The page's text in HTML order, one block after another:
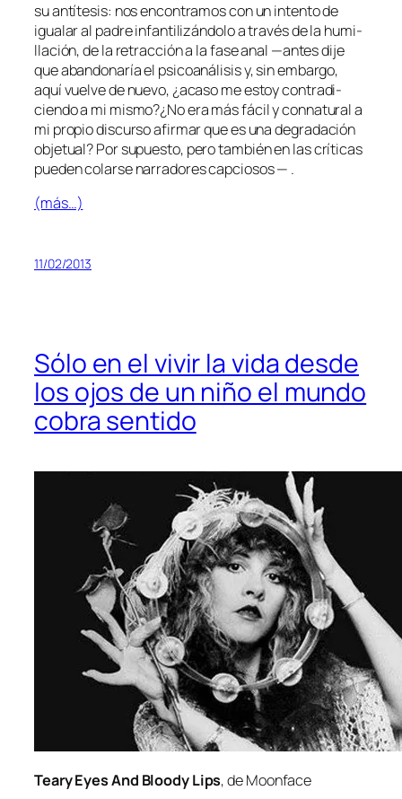
su an­tí­te­sis: nos en­con­tra­mos con un in­ten­to de
igua­lar al pa­dre in­fan­ti­li­zán­do­lo a tra­vés de la hu­mi­
lla­ción, de la re­trac­ción a la fa­se anal —an­tes di­je
que aban­do­na­ría el psi­co­aná­li­sis y, sin em­bar­go,
aquí vuel­ve de nue­vo, ¿aca­so me es­toy con­tra­di­
cien­do a mi mismo?¿No era más fá­cil y con­na­tu­ral a
mi pro­pio dis­cur­so afir­mar que es unade­gra­da­ción
ob­je­tual? Por su­pues­to, pe­ro tam­bién en las crí­ti­cas
pue­den co­lar­se na­rra­do­res capciosos — .
(más…)
11/02/2013
Sólo en el vivir la vida desde
los ojos de un niño el mundo
cobra sentido
Teary Eyes And Bloody Lips, de Moonface